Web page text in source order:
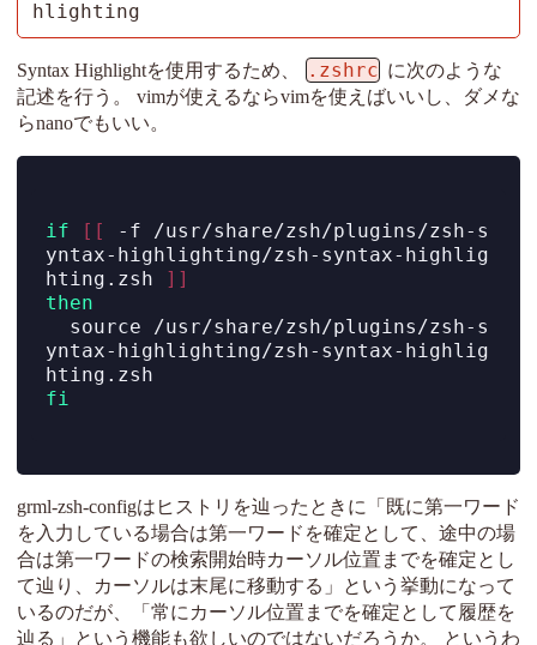
hlighting
Syntax Highlightを使用するため、 .zshrc に次のような
記述を行う。 vimが使えるならvimを使えばいいし、ダメな
らnanoでもいい。
if [[ -f /usr/share/zsh/plugins/zsh-s
yntax-highlighting/zsh-syntax-highlig
hting.zsh
]]
then
source /usr/share/zsh/plugins/zsh-s
yntax-highlighting/zsh-syntax-highlig
hting.zsh
fi
grml-zsh-configはヒストリを辿ったときに「既に第一ワード
を入力している場合は第一ワードを確定として、途中の場
合は第一ワードの検索開始時カーソル位置までを確定とし
て辿り、カーソルは末尾に移動する」という挙動になって
いるのだが、「常にカーソル位置までを確定として履歴を
辿る」という機能も欲しいのではないだろうか。 というわ